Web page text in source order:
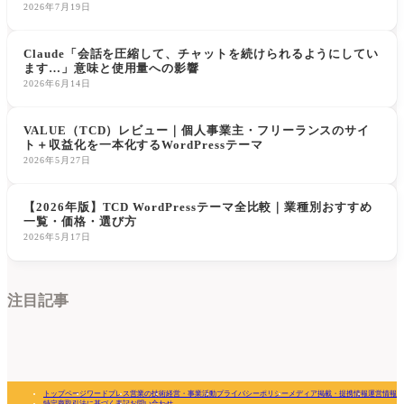
策」
2026年7月19日
Claude「会話を圧縮して、チャットを続けられるようにしてい
ます…」意味と使用量への影響
2026年6月14日
VALUE（TCD）レビュー｜個人事業主・フリーランスのサイ
ト＋収益化を一本化するWordPressテーマ
2026年5月27日
【2026年版】TCD WordPressテーマ全比較｜業種別おすすめ
一覧・価格・選び方
2026年5月17日
注目記事
トップページワードプレス営業の技術経営・事業活動プライバシーポリシーメディア掲載・提携情報運営情報